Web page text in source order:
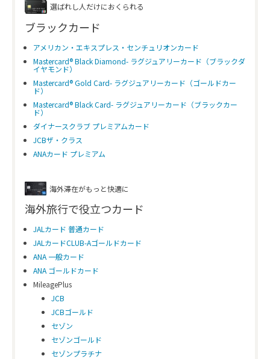
選ばれし人だけにおくられる
ブラックカード
アメリカン・エキスプレス・センチュリオンカード
Mastercard® Black Diamond- ラグジュアリーカード（ブラックダ
イヤモンド）
Mastercard® Gold Card- ラグジュアリーカード（ゴールドカー
ド）
Mastercard® Black Card- ラグジュアリーカード（ブラックカー
ド）
ダイナースクラブ プレミアムカード
JCBザ・クラス
ANAカード プレミアム
海外滞在がもっと快適に
海外旅行で役立つカード
JALカード 普通カード
JALカードCLUB-Aゴールドカード
ANA 一般カード
ANA ゴールドカード
MileagePlus
JCB
JCBゴールド
セゾン
セゾンゴールド
セゾンプラチナ